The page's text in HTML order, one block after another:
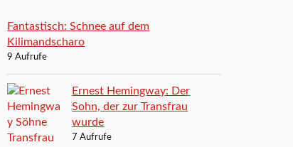
Fantastisch: Schnee auf dem
Kilimandscharo
9 Aufrufe
Ernest Hemingway: Der
Sohn, der zur Transfrau
wurde
7 Aufrufe